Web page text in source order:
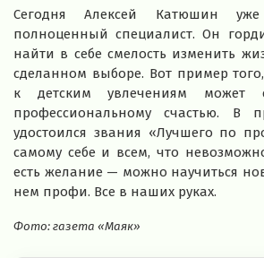
Сегодня Алексей Катюшин
полноценный специалист. Он
найти в себе смелость изменить
сделанном выборе. Вот пример
к детским увлечениям может
профессиональному счастью. В
удостоился звания «Лучшего по
самому себе и всем, что
есть желание — можно научиться
нем профи. Все в наших руках.
Фото: газета «Маяк»